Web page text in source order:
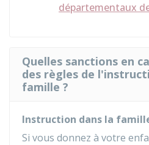
départementaux
Quelles sanctions en
des règles de
famille ?
Instruction dans la
Si vous donnez à votre